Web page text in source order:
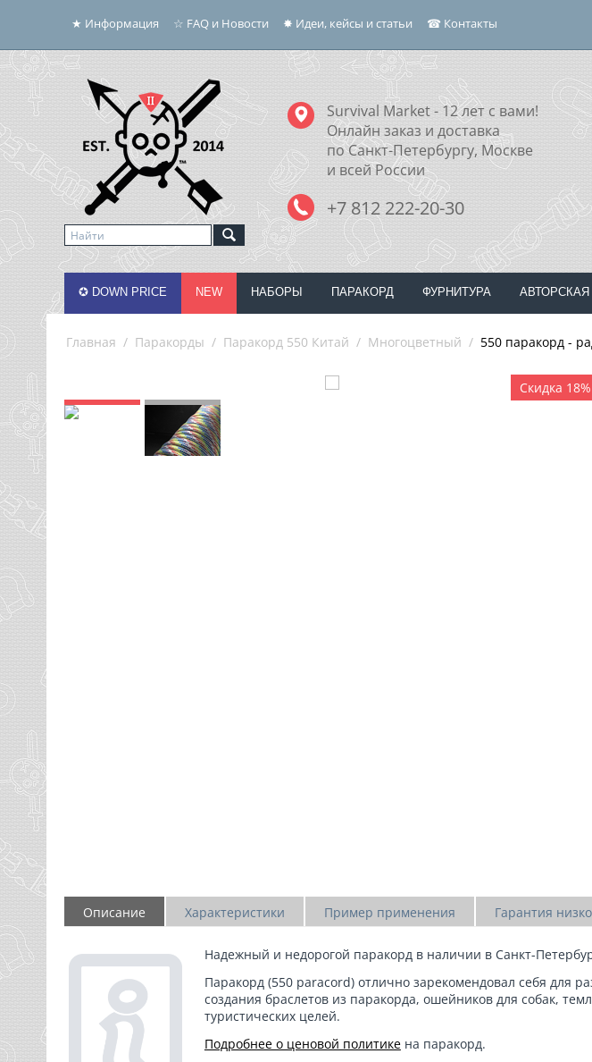
★ Информация ☆ FAQ и Новости ✸ Идеи, кейсы и статьи ☎ Контакты
Survival Market - 12 лет с вами!
Онлайн заказ и доставка
по Санкт-Петербургу, Москве
и всей России
+7 812 222-20-30
✪ DOWN PRICE NEW НАБОРЫ ПАРАКОРД ФУРНИТУРА АВТОРСКАЯ
Главная / Паракорды / Паракорд 550 Китай / Многоцветный / 550 паракорд -
Скидка 18%
Описание Характеристики Пример применения Гарантия
Надежный и недорогой паракордв наличии в Санкт-
Паракорд (550 paracord) отлично зарекомендовал себя для
создания браслетов из паракорда, ошейников для собак,
туристических целей.
Подробнее о ценовой политикена паракорд.